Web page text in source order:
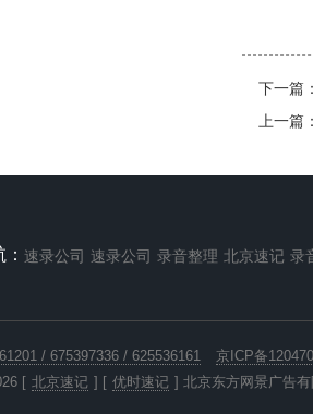
下一篇：
上一篇：
速录公司 速录公司 录音整理 北京速记 录
/ 675397336 / 625536161 京ICP备
[ 北京速记 ] [ 优时速记 ] 北京东方网景广告